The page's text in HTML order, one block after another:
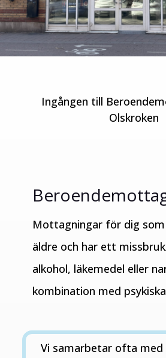
Ingången till
Olskroken
Mottagningar för dig som
äldre och har ett
alkohol, läkemedel eller
kombination med
Vi samarbetar ofta